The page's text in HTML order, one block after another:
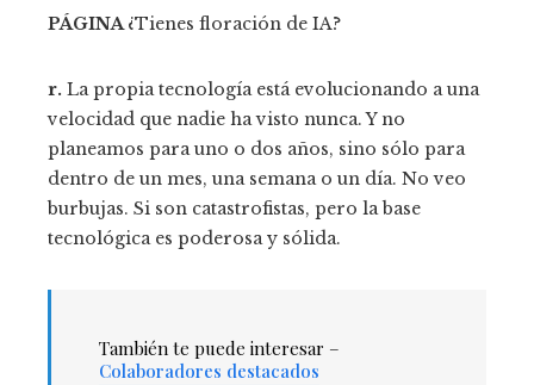
PÁGINA¿Tienes floración de IA?
r. La propia tecnología está evolucionando a una
velocidad que nadie ha visto nunca. Y no
planeamos para uno o dos años, sino sólo para
dentro de un mes, una semana o un día. No veo
burbujas. Si son catastrofistas, pero la base
tecnológica es poderosa y sólida.
También te puede interesar –
Colaboradores destacados